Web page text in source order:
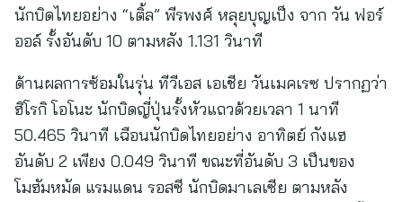
นักบิดไทยอย่าง “เติ้ล” พีรพงศ์ หลุยบุญเป็ง จาก วัน ฟอร์
ออล์ รั้งอันดับ 10 ตามหลัง 1.131 วินาที
ด้านผลการซ้อมในรุ่น ทีวีเอส เอเชีย วันเมคเรซ ปรากฏว่า
ฮิโรกิ โอโนะ นักบิดญี่ปุ่นรั้งหัวแถวด้วยเวลา 1 นาที
50.465 วินาที เฉือนนักบิดไทยอย่าง อาทิตย์ กังแฮ
อันดับ 2 เพียง 0.049 วินาที ขณะที่อันดับ 3 เป็นของ
โมฮัมหมัด แรมแดน รอสซี นักบิดมาเลเซีย ตามหลัง